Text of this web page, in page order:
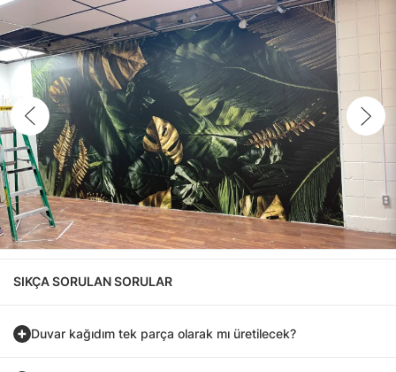
SIKÇA SORULAN SORULAR
Duvar kağıdım tek parça olarak mı üretilecek?